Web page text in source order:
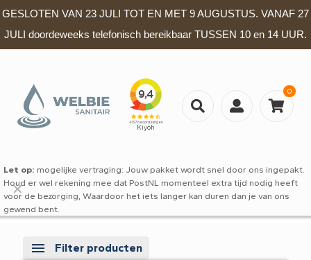
GESLOTEN VAN 23 JULI TOT EN MET 9 AUGUSTUS. VANAF 27
JULI doordeweeks telefonisch bereikbaar TUSSEN 10 en 14 UUR.
0
Let op: mogelijke vertraging: Jouw pakket wordt snel door ons ingepakt.
Houd er wel rekening mee dat PostNL momenteel extra tijd nodig heeft
voor de bezorging, Waardoor het iets langer kan duren dan je van ons
gewend bent.
✕
Filter producten